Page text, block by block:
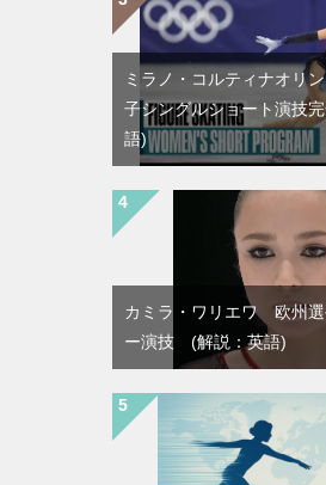
ミラノ・コルティナオリ
子シングルショート演技
語)
カミラ・ワリエワ 欧州
ー演技 (解説：英語)